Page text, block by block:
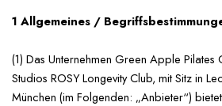
1 Allgemeines /
(1) Das Unternehmen Green Apple
Studios ROSY Longevity Club, mit Sitz in
München (im Folgenden: „Anbieter“)